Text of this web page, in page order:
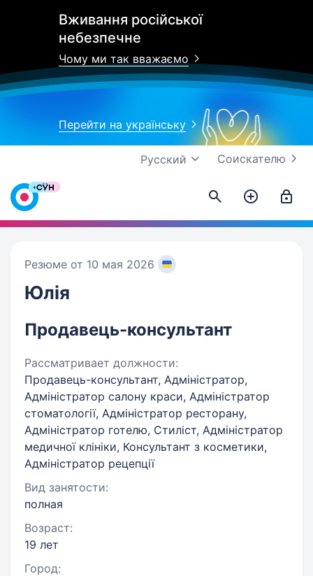
Вживання російської
небезпечне
Чому ми так вважаємо
Перейти на українську
Соискателю
Русский
Резюме от 10 мая 2026
Юлія
Продавець-консультант
Рассматривает должности:
Продавець-консультант, Адміністратор,
Адміністратор салону краси, Адміністратор
стоматології, Адміністратор ресторану,
Адміністратор готелю, Стиліст, Адміністратор
медичної клініки, Консультант з косметики,
Адміністратор рецепції
Вид занятости:
полная
Возраст:
19 лет
Город: